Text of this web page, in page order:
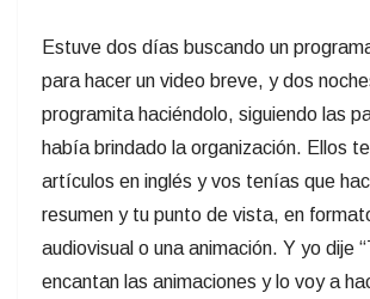
Estuve dos días buscando un
para hacer un video breve, y dos
programita haciéndolo, siguiendo las
había brindado la organización. Ellos
artículos en inglés y vos tenías que
resumen y tu punto de vista, en
audiovisual o una animación. Y yo dije
encantan las animaciones y lo voy a